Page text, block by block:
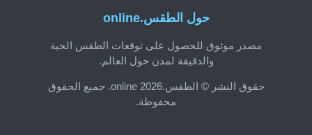
حول الطقس.online
مصدر موثوق للحصول على توقعات الطقس الحية
والدقيقة لمدن حول العالم.
حقوق النشر © الطقس.online 2026. جميع الحقوق
محفوظة.